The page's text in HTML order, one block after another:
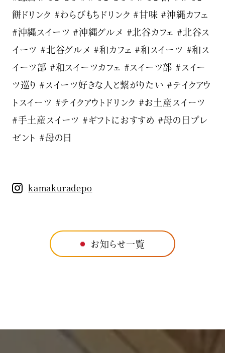
餅ドリンク #わらびもちドリンク #甘味 #沖縄カフェ
#沖縄スイーツ #沖縄グルメ #北谷カフェ #北谷ス
イーツ #北谷グルメ #和カフェ #和スイーツ #和ス
イーツ部 #和スイーツカフェ #スイーツ部 #スイー
ツ巡り #スイーツ好きな人と繋がりたい #テイクアウ
トスイーツ #テイクアウトドリンク #お土産スイーツ
#手土産スイーツ #ギフトにおすすめ #母の日プレ
ゼント #母の日
kamakuradepo
お知らせ一覧